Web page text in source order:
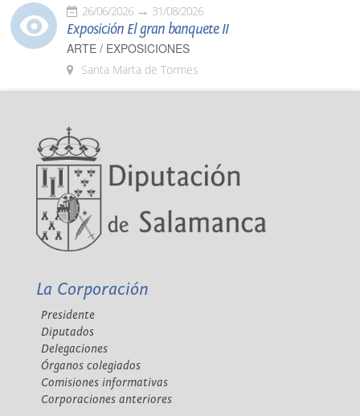
26/06/2026 31/08/2026
Exposición El gran banquete II
ARTE / EXPOSICIONES
Santa Marta de Tormes
La Corporación
Presidente
Diputados
Delegaciones
Órganos colegiados
Comisiones informativas
Corporaciones anteriores